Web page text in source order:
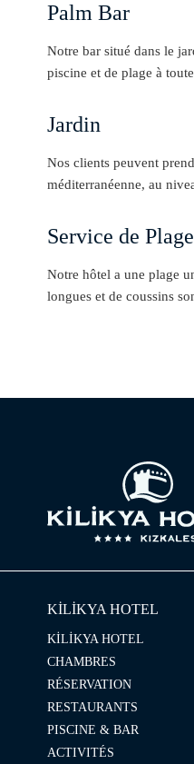
Palm Bar
Notre bar situé dans le
piscine et de plage à
Jardin
Nos clients peuvent
méditerranéenne, au
Service de Plage
Notre hôtel a une plage
longues et de coussins
KİLİKYA HOTEL
KİLİKYA HOTEL
CHAMBRES
RÉSERVATION
RESTAURANTS
PISCINE & BAR
ACTIVITÉS